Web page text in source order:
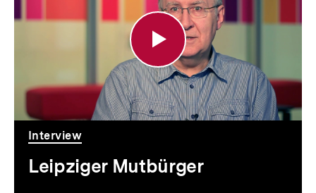
Interview
Leipziger Mutbürger